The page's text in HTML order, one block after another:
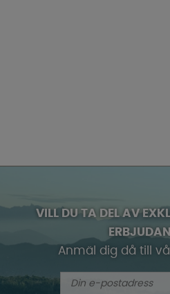
VILL DU TA DEL AV
Anmäl dig då till